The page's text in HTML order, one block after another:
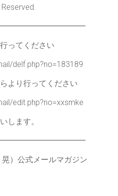
ってください
delf.php?no=183189
より行ってください
edit.php?no=xxsmke
します。
）公式メールマガジン